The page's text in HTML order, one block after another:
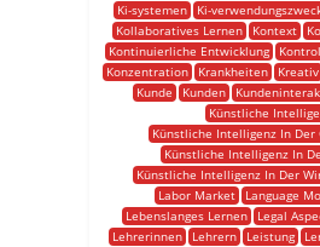
Ki-systemen
Ki-
Kollaboratives Lernen
Kontext
Kontinuierliche Entwicklung
Konzentration
Krankheiten Kreativ
Kunde
Kunden
Künstliche
Künstliche Intelligenz In Der
Künstliche Intelligenz In
Künstliche Intelligenz In Der
Labor Market
Language
Lebenslanges Lernen
Legal
Lehrerinnen
Lehrern Leistung